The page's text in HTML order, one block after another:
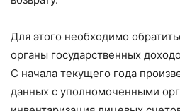
Для этого необходимо
органы государственных
С начала текущего года
данных с уполномоченными